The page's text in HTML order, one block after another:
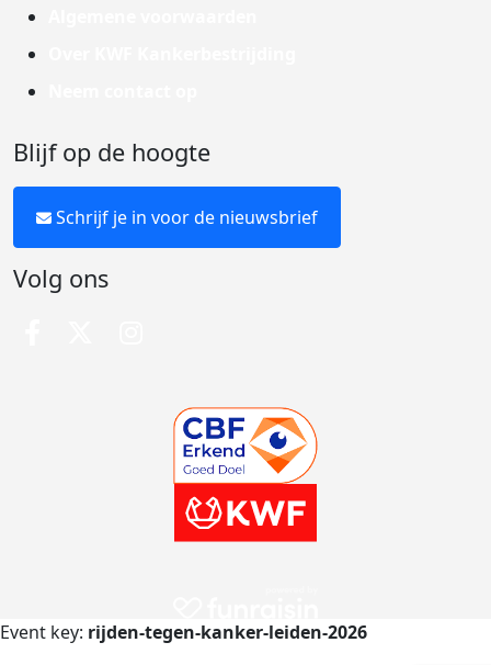
Blijf op de hoogte
Schrijf je in voor de nieuwsbrief
Volg ons
Event key: rijden-tegen-kanker-leiden-2026